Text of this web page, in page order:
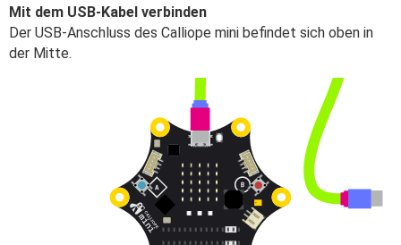
Mit dem USB-Kabel verbinden
Der USB-Anschluss des Calliope mini befindet sich oben in
der Mitte.